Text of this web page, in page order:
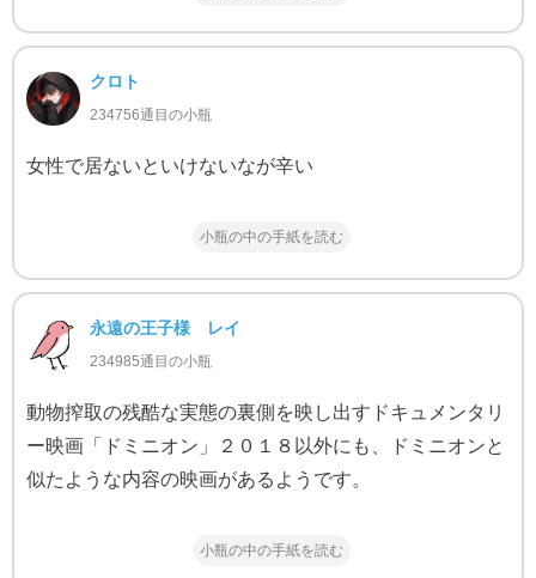
クロト
234756通目の小瓶
女性で居ないといけないなが辛い
小瓶の中の手紙を読む
永遠の王子様 レイ
234985通目の小瓶
動物搾取の残酷な実態の裏側を映し出すドキュメンタリ
ー映画「ドミニオン」２０１８以外にも、ドミニオンと
似たような内容の映画があるようです。
小瓶の中の手紙を読む